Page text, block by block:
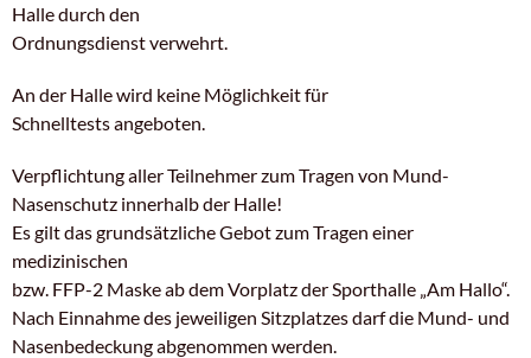
Halle durch den
Ordnungsdienst verwehrt.
An der Halle wird keine Möglichkeit für
Schnelltests angeboten.
Verpflichtung aller Teilnehmer zum Tragen von Mund-
Nasenschutz innerhalb der Halle!
Es gilt das grundsätzliche Gebot zum Tragen einer
medizinischen
bzw. FFP-2 Maske ab dem Vorplatz der Sporthalle „Am Hallo“.
Nach Einnahme des jeweiligen Sitzplatzes darf die Mund- und
Nasenbedeckung abgenommen werden.